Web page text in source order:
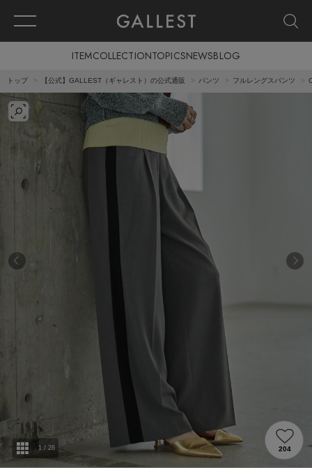
ITEMCOLLECTIONTOPICSNEWSBLOG
トップ 【公式】GALLEST（ギャレスト）の公式通販 パンツ フルレングスパンツ
1 / 26 204